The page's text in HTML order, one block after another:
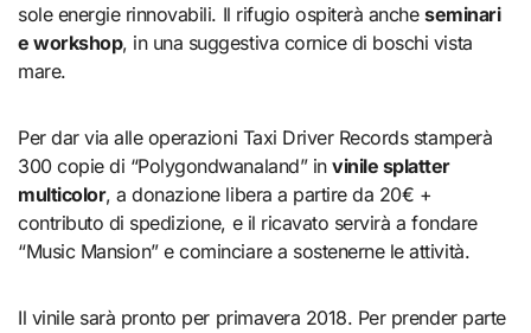
sole energie rinnovabili. Il rifugio ospiterà ancheseminari
e workshop, in una suggestiva cornice di boschi vista
mare.
Per dar via alle operazioni Taxi Driver Records stamperà
300 copie di “Polygondwanaland” invinile splatter
multicolor, a donazione libera a partire da 20€ +
contributo di spedizione, e il ricavato servirà a fondare
“Music Mansion” e cominciare a sostenerne le attività.
Il vinile sarà pronto per primavera 2018. Per prender parte